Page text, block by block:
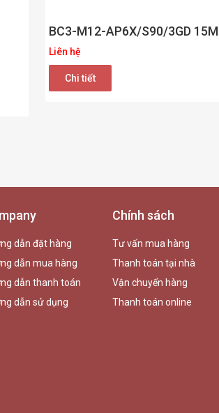
BC3-M12-AP6X/S90/3GD 15M
Liên hệ
Chi tiết
dẫn đặt hàng
dẫn mua hàng
dẫn thanh toán
dẫn sử dụng
Chính sách
Tư vấn mua hàng
Thanh toán tại nhà
Vận chuyển hàng
Thanh toán online